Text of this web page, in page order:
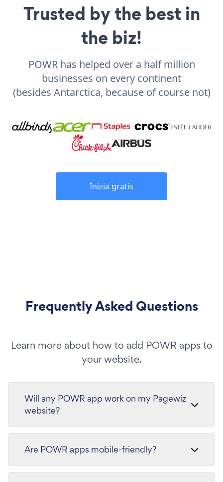
Trusted by the best in
the biz!
POWR has helped over a half million
businesses on every continent
(besides Antarctica, because of course not)
Inizia gratis
Frequently Asked Questions
Learn more about how to add POWR apps to
your website.
Will any POWR app work on my Pagewiz
website?
Are POWR apps mobile-friendly?